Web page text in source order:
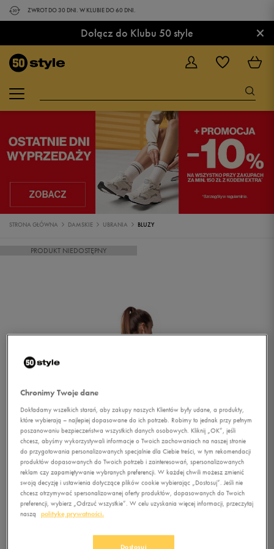
ZWROT DO 30 DNI. W KLUBIE DO 60 DNI.
Dołącz do Klubu 50 style ×
STRONA GŁÓWNA DAMSKIE UBRANIA BLUZY
PRODUKT NIEDOSTĘPNY
1/1
Chronimy Twoje dane
Dokładamy wszelkich starań, aby zakupy naszych Klientów były udane, a produkty,
które wybierają – najlepiej dopasowane do ich potrzeb. Robimy to jednak przy pełnym
poszanowaniu bezpieczeństwa wszystkich danych osobowych. Kliknij „OK”, jeśli
chcesz, abyśmy wykorzystywali informacje o Twoich zachowaniach na naszej stronie
do przygotowania personalizowanych specjalnie dla Ciebie treści, w tym rekomendacji
produktów dopasowanych do Twoich potrzeb i zainteresowań, spersonalizowanych
reklam czy zapamiętywanie wybranych preferencji. W każdej chwili możesz zmienić
swoją decyzję i ustawienia dotyczące plików cookie wybierając „Dostosuj”. Jeśli nie
chcesz otrzymywać spersonalizowanej oferty produktów, dopasowanych do Twoich
preferencji, wybierz „Odrzuć wszystkie”. W celu uzyskania więcej informacji, przeczytaj
naszą
politykę prywatności.
Dostosuj